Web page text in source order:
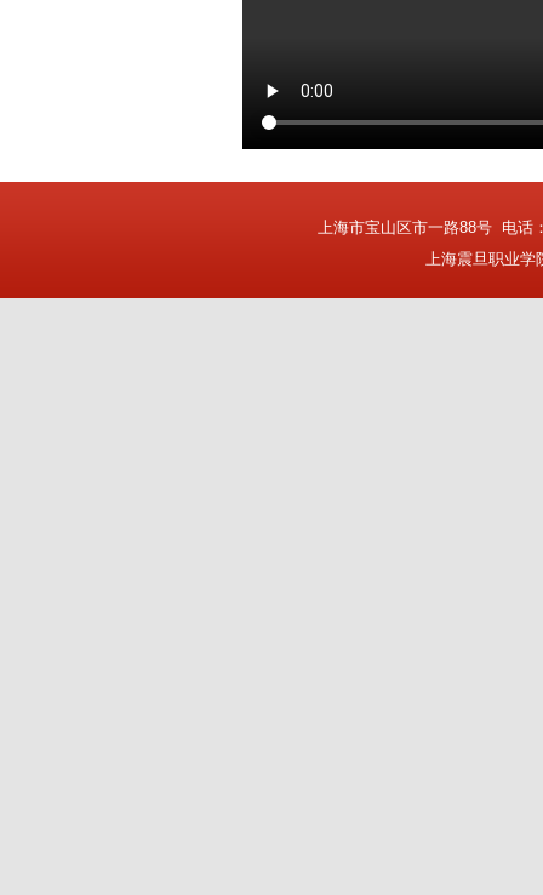
上海市宝山区市一路88号 电话
上海震旦职业学